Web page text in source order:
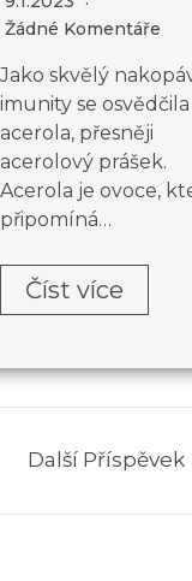
Žádné Komentáře
Jako skvělý
imunity se osvědčila
acerola, přesněji
acerolový prášek.
Acerola je ovoce,
připomíná…
Číst více
Další Příspěvek